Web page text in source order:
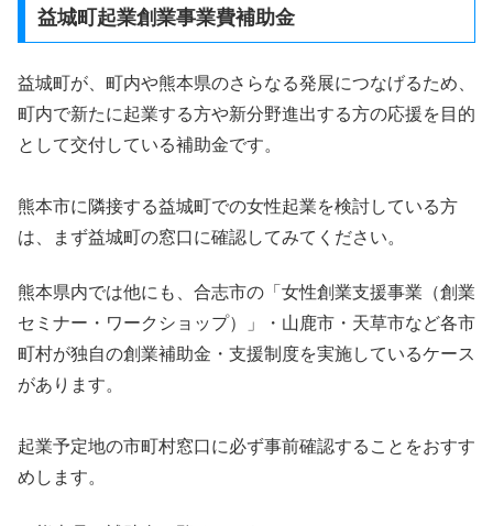
益城町起業創業事業費補助金
益城町が、町内や熊本県のさらなる発展につなげるため、
町内で新たに起業する方や新分野進出する方の応援を目的
として交付している補助金です。
熊本市に隣接する益城町での女性起業を検討している方
は、まず益城町の窓口に確認してみてください。
熊本県内では他にも、合志市の「女性創業支援事業（創業
セミナー・ワークショップ）」・山鹿市・天草市など各市
町村が独自の創業補助金・支援制度を実施しているケース
があります。
起業予定地の市町村窓口に必ず事前確認することをおすす
めします。